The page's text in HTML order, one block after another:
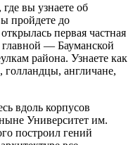
вы узнаете об
пройдете до
первая частная
— Бауманской
района. Узнаете как
англичане,
вдоль корпусов
Университет им.
построил гений